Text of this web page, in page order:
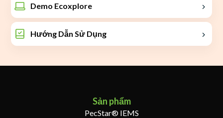
Demo Ecoxplore
Hướng Dẫn Sử Dụng
Sản phẩm
PecStar® IEMS